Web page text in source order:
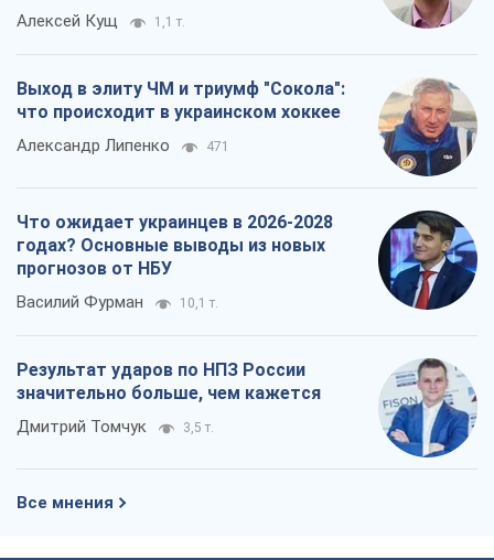
Алексей Кущ 1,1 т.
Выход в элиту ЧМ и триумф "Сокола":
что происходит в украинском хоккее
Александр Липенко 471
Что ожидает украинцев в 2026-2028
годах? Основные выводы из новых
прогнозов от НБУ
Василий Фурман 10,1 т.
Результат ударов по НПЗ России
значительно больше, чем кажется
Дмитрий Томчук 3,5 т.
Все мнения